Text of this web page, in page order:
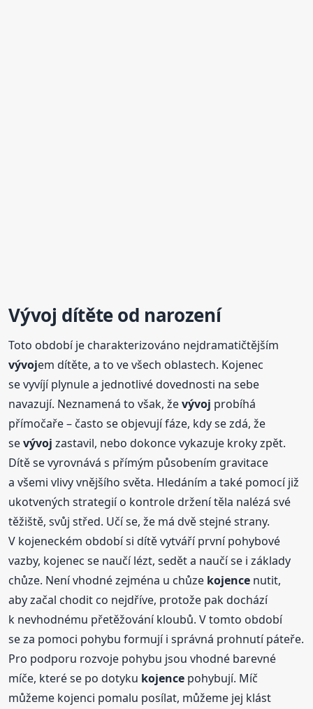
Vývoj dítěte od narození
Toto období je charakterizováno nejdramatičtějším
vývojem dítěte, a to ve všech oblastech. Kojenec
se vyvíjí plynule a jednotlivé dovednosti na sebe
navazují. Neznamená to však, ževývoj probíhá
přímočaře – často se objevují fáze, kdy se zdá, že
sevývoj zastavil, nebo dokonce vykazuje kroky zpět.
Dítě se vyrovnává s přímým působením gravitace
a všemi vlivy vnějšího světa. Hledáním a také pomocí již
ukotvených strategií o kontrole držení těla nalézá své
těžiště, svůj střed. Učí se, že má dvě stejné strany.
V kojeneckém období si dítě vytváří první pohybové
vazby, kojenec se naučí lézt, sedět a naučí se i základy
chůze. Není vhodné zejména u chůze kojence nutit,
aby začal chodit co nejdříve, protože pak dochází
k nevhodnému přetěžování kloubů. V tomto období
se za pomoci pohybu formují i správná prohnutí páteře.
Pro podporu rozvoje pohybu jsou vhodné barevné
míče, které se po dotyku kojence pohybují. Míč
můžeme kojenci pomalu posílat, můžeme jej klást